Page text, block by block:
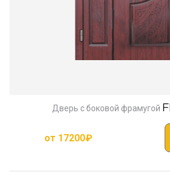
Дверь с боковой фрамугой
от 17200₽